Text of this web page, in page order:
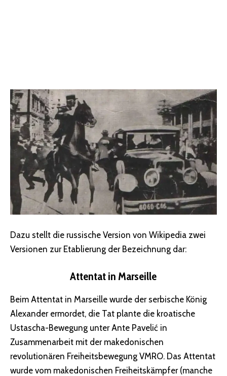
Dazu stellt die russische Version von Wikipedia zwei
Versionen zur Etablierung der Bezeichnung dar:
Attentat in Marseille
Beim Attentat in Marseille wurde der serbische König
Alexander ermordet, die Tat plante die kroatische
Ustascha-Bewegung unter Ante Pavelić in
Zusammenarbeit mit der makedonischen
revolutionären Freiheitsbewegung VMRO. Das Attentat
wurde vom makedonischen Freiheitskämpfer (manche